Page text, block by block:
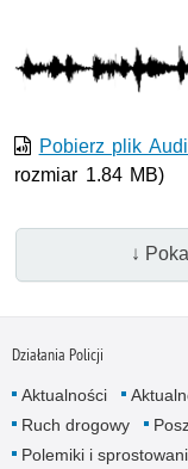
Pobierz plik
rozmiar 1.84 MB)
↓
Działania Policji
Aktualności
Ruch drogowy
Polemiki i